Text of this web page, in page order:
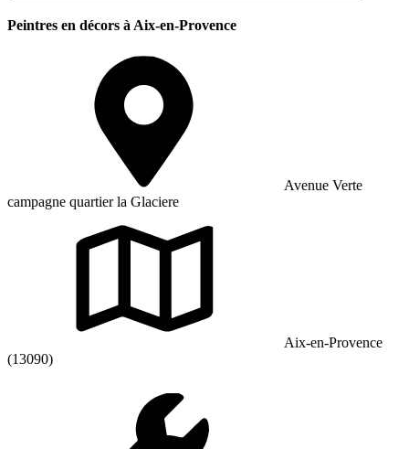
Peintres en décors à Aix-en-Provence
Avenue Verte
campagne quartier la Glaciere
Aix-en-Provence
(13090)